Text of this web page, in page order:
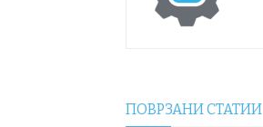
ПОВРЗАНИ СТАТИИ